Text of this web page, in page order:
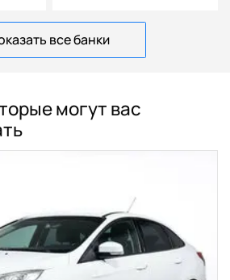
все банки
могут вас